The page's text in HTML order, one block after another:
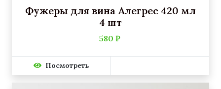
Фужеры для вина Алегрес 420 мл
4 шт
580 ₽
Посмотреть